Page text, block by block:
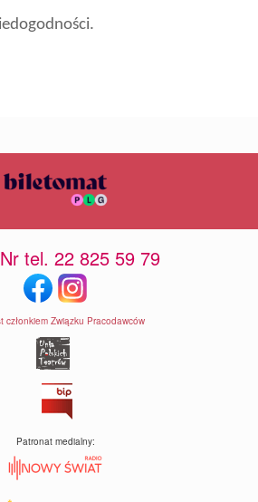
tel. 22 825 59 79
członkiem Związku Pracodawców
Patronat medialny: